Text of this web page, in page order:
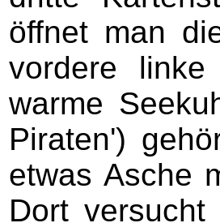
öffnet man
vordere
warme
Piraten')
etwas Asche
Dort